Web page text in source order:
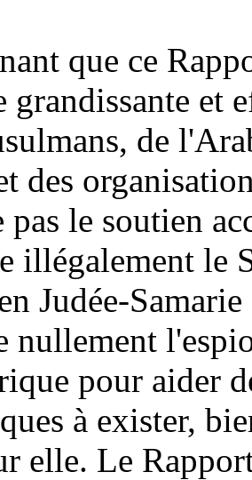
que ce
et
de
des
pas le soutien
illégalement le
Judée-
nullement
pour aider
à exister,
elle. Le